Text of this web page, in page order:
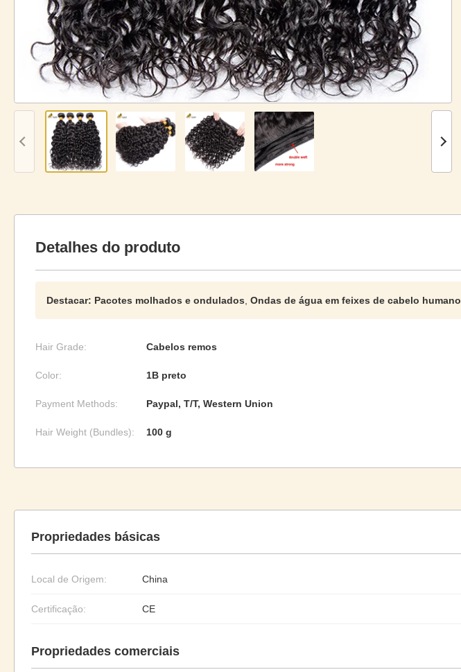
Detalhes do produto
Destacar: Pacotes molhados e ondulados Ondas de água em feixes de cabelo humano
Hair Grade: Cabelos remos
Color: 1B preto
Payment Methods: Paypal, T/T, Western Union
Hair Weight (Bundles): 100 g
Propriedades básicas
Local de Origem: China
Certificação: CE
Propriedades comerciais